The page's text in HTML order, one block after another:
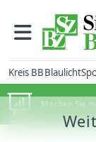
Kreis BBBlaulicht
Machen Sie